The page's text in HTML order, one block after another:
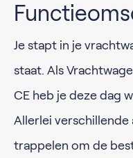
Je stapt in je
staat. Als
CE heb je deze dag
Allerlei
trappelen om de